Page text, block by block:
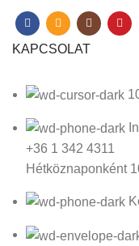
KAPCSOLAT
+36 1 342 4311
Hétköznaponként